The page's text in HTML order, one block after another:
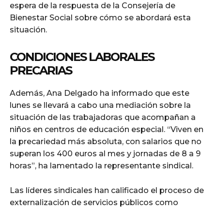
espera de la respuesta de la Consejería de
Bienestar Social sobre cómo se abordará esta
situación.
CONDICIONES LABORALES
PRECARIAS
Además, Ana Delgado ha informado que este
lunes se llevará a cabo una mediación sobre la
situación de las trabajadoras que acompañan a
niños en centros de educación especial. “Viven en
la precariedad más absoluta, con salarios que no
superan los 400 euros al mes y jornadas de 8 a 9
horas”, ha lamentado la representante sindical.
Las líderes sindicales han calificado el proceso de
externalización de servicios públicos como